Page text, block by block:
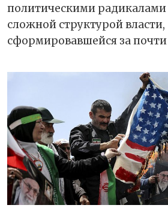
политическими радикалами
сложной структурой власти,
сформировавшейся за почти